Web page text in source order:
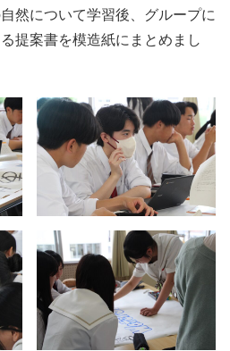
然について学習後、グループに
提案書を模造紙にまとめまし